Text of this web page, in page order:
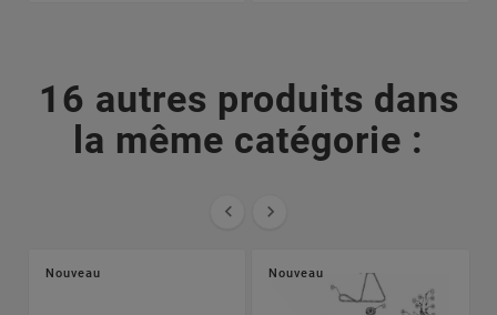
16 autres produits dans
la même catégorie :
 
Nouveau Nouveau